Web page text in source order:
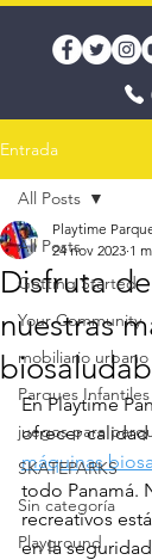
Entrada
All Posts
Getting Started
Your Community
mobiliario
Parques
juegos para
SKATEPARKS
Sin categoría
Playground
All Posts
Disfruta
nuestras
Playtime
24 nov 2023 1
En Playtime
ofrecer
máquinas
todo Panamá.
recreativos
en la